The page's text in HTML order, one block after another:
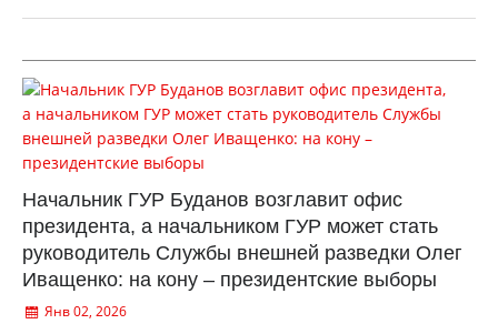
Начальник ГУР Буданов возглавит офис
президента, а начальником ГУР может стать
руководитель Службы внешней разведки Олег
Иващенко: на кону – президентские выборы
Янв 02, 2026